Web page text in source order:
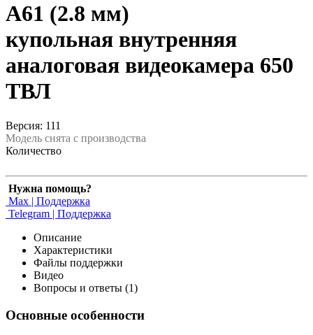
A61 (2.8 мм)
купольная внутренняя
аналоговая видеокамера 650
ТВЛ
Версия: 111
Модель снята с производства
Количество
Нужна помощь?
Max | Поддержка
Telegram | Поддержка
Описание
Характеристики
Файлы поддержки
Видео
Вопросы и ответы (1)
Основные особенности